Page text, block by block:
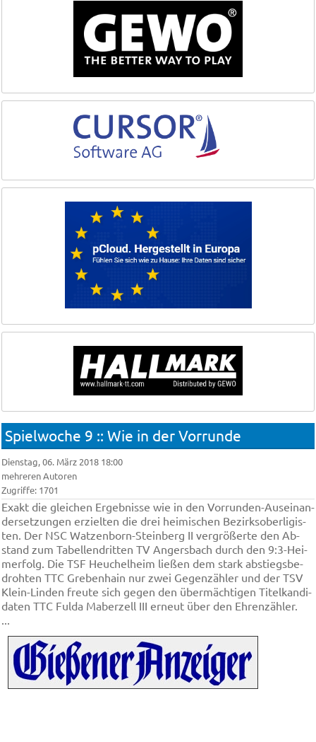
Spielwoche 9 :: Wie in der Vorrunde
Dienstag, 06. März 2018 18:00
mehreren Autoren
Zugriffe: 1701
Ex­akt die glei­chen Er­geb­nis­se wie in den Vor­run­den-Aus­ein­an­
der­set­zun­gen er­ziel­ten die drei hei­mi­schen Be­zirks­ober­li­gis­
ten. Der NSC Wat­zen­born-Stein­berg II ver­grö­ßer­te den Ab­
stand zum Ta­bel­len­drit­ten TV An­gers­bach durch den 9:3-Hei­
mer­folg. Die TSF Heu­chel­heim lie­ßen dem stark ab­stiegs­be­
droh­ten TTC Gre­ben­hain nur zwei Ge­gen­zäh­ler und der TSV
Klein-Lin­den freu­te sich ge­gen den über­mäch­ti­gen Ti­tel­kan­di­
da­ten TTC Ful­da Ma­ber­zell III er­neut über den Eh­ren­zäh­ler.